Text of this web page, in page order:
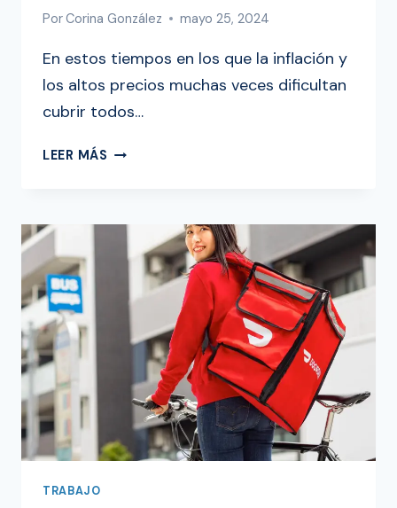
PorCorina González mayo 25, 2024
En estos tiempos en los que la inflación y
los altos precios muchas veces dificultan
cubrir todos…
LEER MÁS CUÁNTO
DOORDASH:
PAGO
POR
SEMANA
TRABAJO